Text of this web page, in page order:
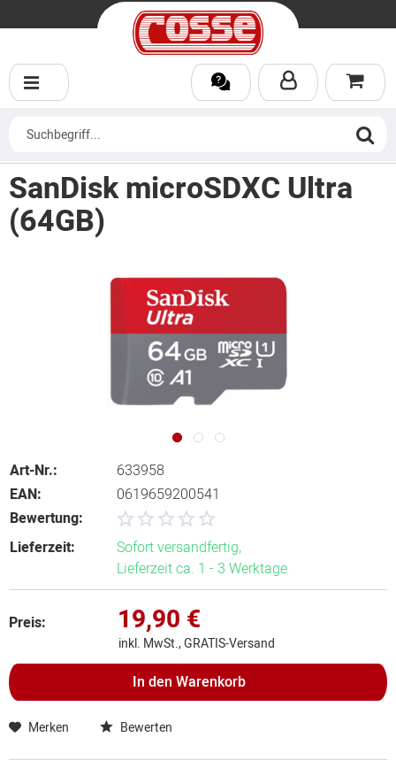
SanDisk microSDXC Ultra
(64GB)
Art-Nr.:
633958
EAN:
0619659200541
Bewertung:
Lieferzeit:
Sofort versandfertig,
Lieferzeit ca. 1 - 3 Werktage
Preis: 19,90 €
inkl. MwSt., GRATIS-Versand
In den Warenkorb
Merken Bewerten